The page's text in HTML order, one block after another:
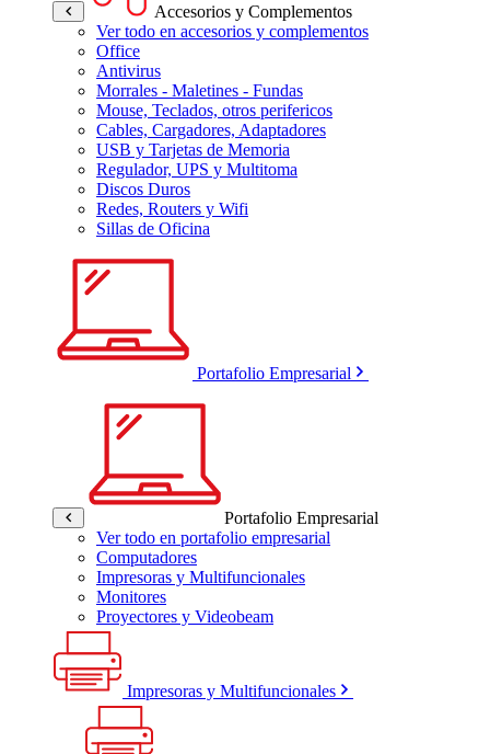
Accesorios y Complementos
Ver todo en accesorios y complementos
Office
Antivirus
Morrales - Maletines - Fundas
Mouse, Teclados, otros perifericos
Cables, Cargadores, Adaptadores
USB y Tarjetas de Memoria
Regulador, UPS y Multitoma
Discos Duros
Redes, Routers y Wifi
Sillas de Oficina
Portafolio Empresarial
Portafolio Empresarial
Ver todo en portafolio empresarial
Computadores
Impresoras y Multifuncionales
Monitores
Proyectores y Videobeam
Impresoras y Multifuncionales